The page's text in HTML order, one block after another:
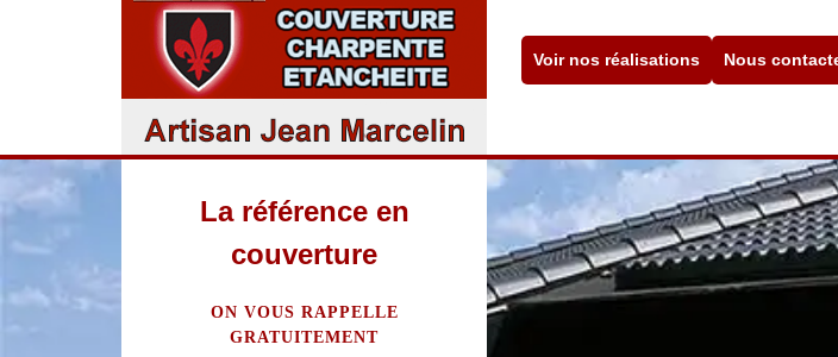
Voir nos réalisations Nous
La référence en
couverture
ON VOUS RAPPELLE
GRATUITEMENT